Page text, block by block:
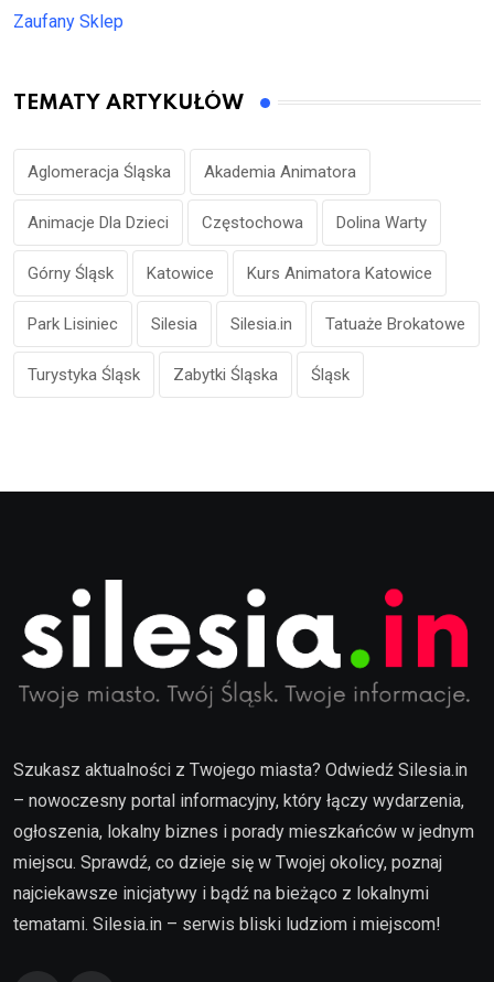
Zaufany Sklep
TEMATY ARTYKUŁÓW
Aglomeracja Śląska Akademia Animatora
Animacje Dla Dzieci Częstochowa Dolina Warty
Górny Śląsk Katowice Kurs Animatora Katowice
Park Lisiniec Silesia Silesia.in Tatuaże Brokatowe
Turystyka Śląsk Zabytki Śląska Śląsk
Szukasz aktualności z Twojego miasta? Odwiedź Silesia.in
– nowoczesny portal informacyjny, który łączy wydarzenia,
ogłoszenia, lokalny biznes i porady mieszkańców w jednym
miejscu. Sprawdź, co dzieje się w Twojej okolicy, poznaj
najciekawsze inicjatywy i bądź na bieżąco z lokalnymi
tematami. Silesia.in – serwis bliski ludziom i miejscom!